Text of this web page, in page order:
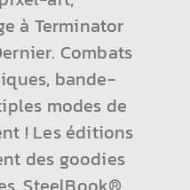
à Terminator
Combats
bande-
modes de
! Les éditions
des goodies